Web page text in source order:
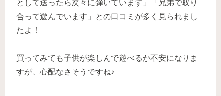
として送ったら次々に弾いています」「兄弟で取り
合って遊んでいます」との口コミが多く見られまし
たよ！
買ってみても子供が楽しんで遊べるか不安になりま
すが、心配なさそうですね♪